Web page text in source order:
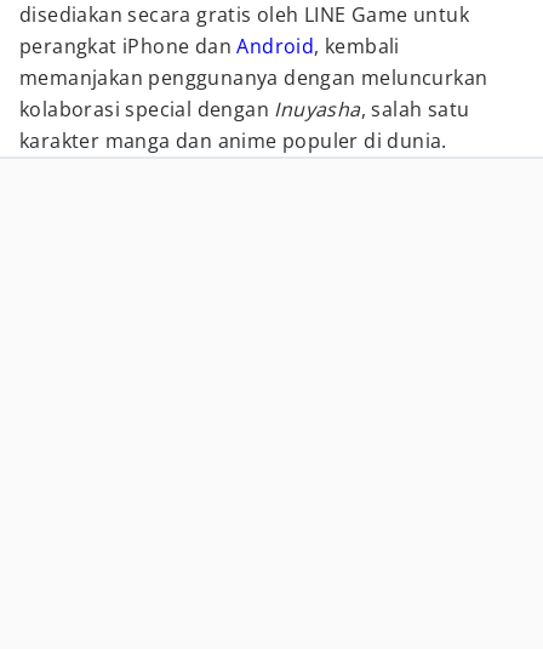
disediakan secara gratis oleh LINE Game untuk
perangkat iPhone danAndroid, kembali
memanjakan penggunanya dengan meluncurkan
kolaborasi special dengan Inuyasha, salah satu
karakter manga dan anime populer di dunia.